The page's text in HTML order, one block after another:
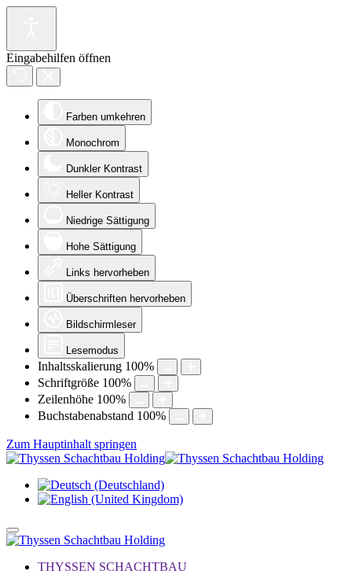
Eingabehilfen öffnen
Farben umkehren
Monochrom
Dunkler Kontrast
Heller Kontrast
Niedrige Sättigung
Hohe Sättigung
Links hervorheben
Überschriften hervorheben
Bildschirmleser
Lesemodus
Inhaltsskalierung 100%
Schriftgröße 100%
Zeilenhöhe 100%
Buchstabenabstand 100%
Zum Hauptinhalt springen
THYSSEN SCHACHTBAU